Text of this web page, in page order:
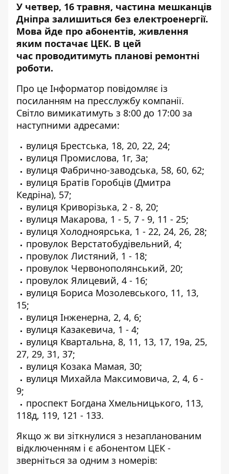
У четвер, 16 травня, частина мешканців
Дніпра залишиться без електроенергії.
Мова йде про абонентів, живлення
яким постачає ЦЕК. В цей
час проводитимуть планові ремонтні
роботи.
Про це Інформатор повідомляє із
посиланням на пресслужбу компанії.
Світло вимикатимуть з 8:00 до 17:00 за
наступними адресами:
вулиця Брестська, 18, 20, 22, 24;
вулиця Промислова, 1г, 3а;
вулиця Фабрично-заводська, 58, 60, 62;
вулиця Братів Горобців (Дмитра
Кедріна), 57;
вулиця Криворізька, 2 - 8, 20;
вулиця Макарова, 1 - 5, 7 - 9, 11 - 25;
вулиця Холодноярська, 1 - 22, 24, 26, 28;
провулок Верстатобудівельний, 4;
провулок Листяний, 1 - 18;
провулок Червонополянський, 20;
провулок Ялицевий, 4 - 16;
вулиця Бориса Мозолевського, 11, 13,
15;
вулиця Інженерна, 2, 4, 6;
вулиця Казакевича, 1 - 4;
вулиця Квартальна, 8, 11, 13, 17, 19а, 25,
27, 29, 31, 37;
вулиця Козака Мамая, 30;
вулиця Михайла Максимовича, 2, 4, 6 -
9;
проспект Богдана Хмельницького, 113,
118д, 119, 121 - 133.
Якщо ж ви зіткнулися з незапланованим
відключенням і є абонентом ЦЕК -
зверніться за одним з номерів: